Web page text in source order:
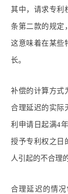
其中，请求专利
条第二款的规定
这意味着在某些
长。
补偿的计算方式
合理延迟的实际
利申请日起满4
授予专利权之日
人引起的不合理
合理延迟的情